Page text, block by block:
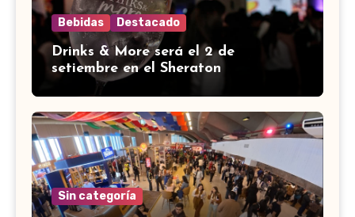
Bebidas Destacado
Drinks & More será el 2 de
setiembre en el Sheraton
Sin categoría